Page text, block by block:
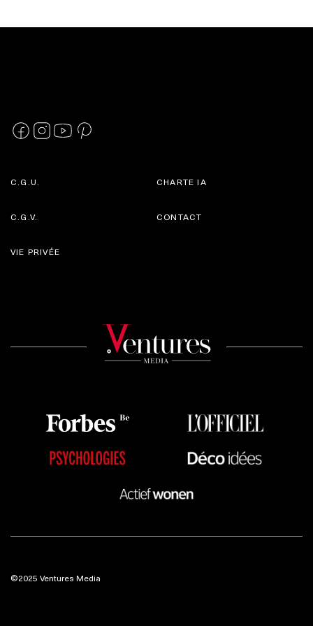
C.G.U.
C.G.V.
CHARTE IA
CONTACT
VIE PRIVÉE
©2025 Ventures Media